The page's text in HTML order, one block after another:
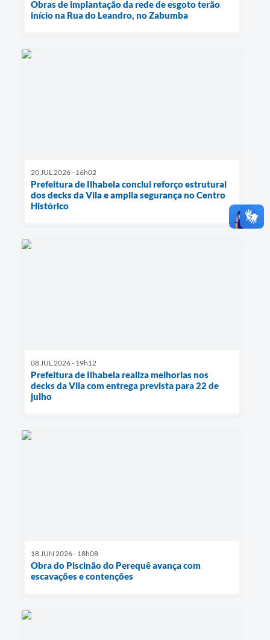
Obras de implantação da rede de esgoto terão
início na Rua do Leandro, no Zabumba
20 JUL 2026 - 16h02
Prefeitura de Ilhabela conclui reforço estrutural
dos decks da Vila e amplia segurança no Centro
Histórico
08 JUL 2026 - 19h12
Prefeitura de Ilhabela realiza melhorias nos
decks da Vila com entrega prevista para 22 de
julho
18 JUN 2026 - 18h08
Obra do Piscinão do Perequê avança com
escavações e contenções